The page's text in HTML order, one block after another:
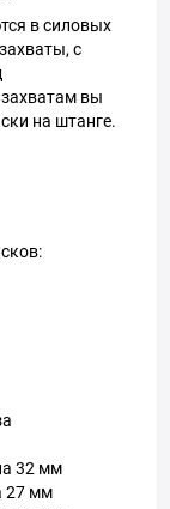
в силовых
с
вы
на штанге.
32 мм
27 мм